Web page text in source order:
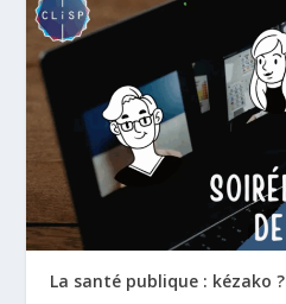
La santé publique : kézako ?